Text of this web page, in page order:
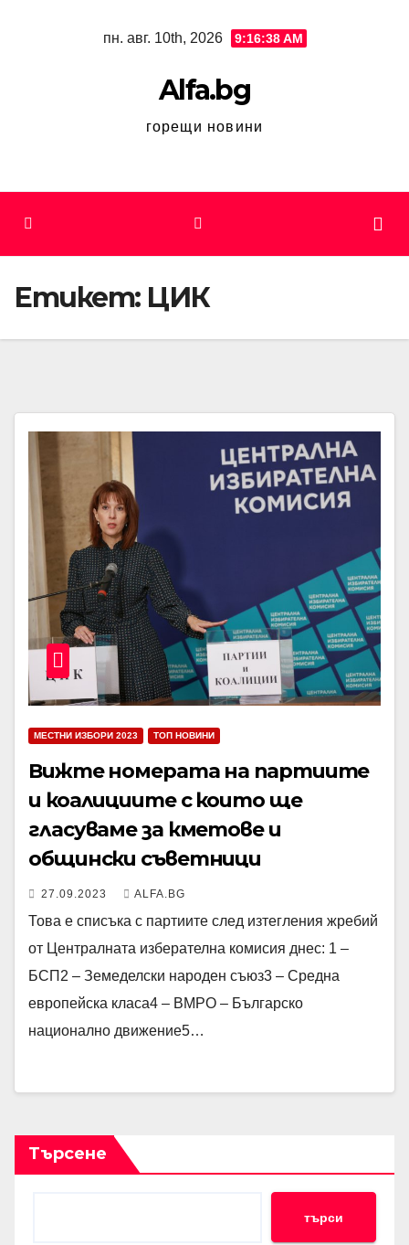
пн. авг. 10th, 2026 9:16:38 AM
Alfa.bg
горещи новини
Етикет: ЦИК
МЕСТНИ ИЗБОРИ 2023 ТОП НОВИНИ
Вижте номерата на партиите
и коалициите с които ще
гласуваме за кметове и
общински съветници
27.09.2023 ALFA.BG
Това е списъка с партиите след изтегления жребий
от Централната изберателна комисия днес: 1 –
БСП2 – Земеделски народен съюз3 – Средна
европейска класа4 – ВМРО – Българско
национално движение5…
Търсене
търси